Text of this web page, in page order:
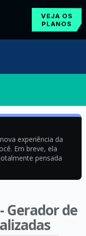
VEJA OS
PLANOS
experiência da
Em breve, ela
pensada
Gerador de